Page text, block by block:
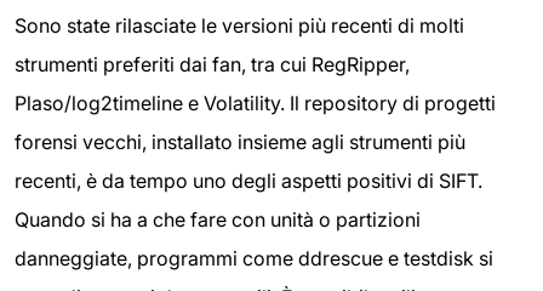
Sono state rilasciate le versioni più recenti di molti
strumenti preferiti dai fan, tra cui RegRipper,
Plaso/log2timeline e Volatility. Il repository di progetti
forensi vecchi, installato insieme agli strumenti più
recenti, è da tempo uno degli aspetti positivi di SIFT.
Quando si ha a che fare con unità o partizioni
danneggiate, programmi come ddrescue e testdisk si